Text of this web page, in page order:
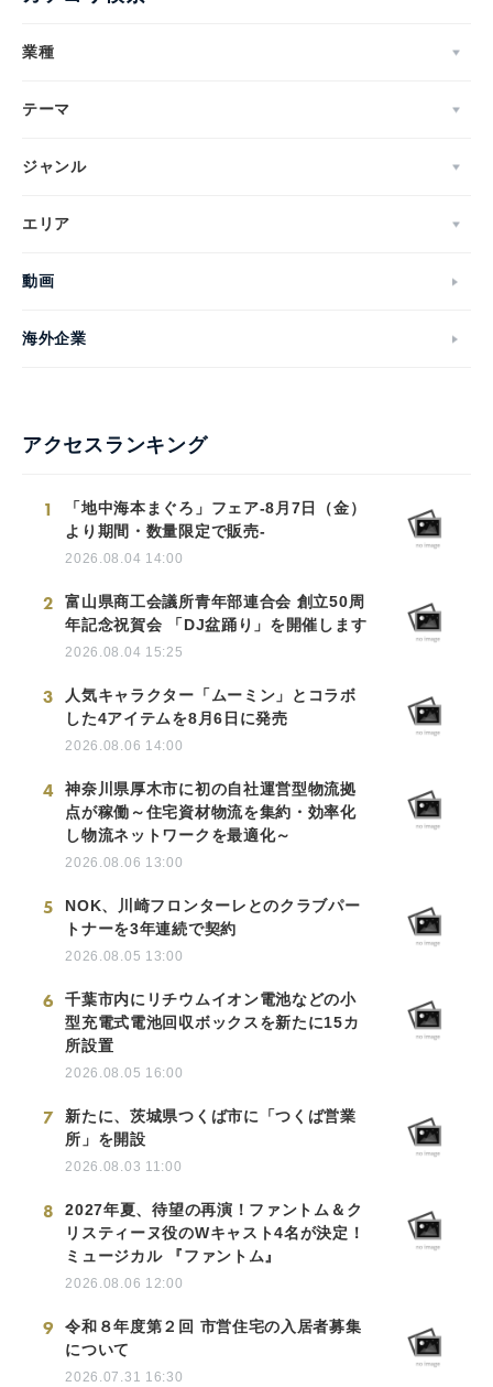
業種
テーマ
ジャンル
エリア
動画
海外企業
アクセスランキング
1
「地中海本まぐろ」フェア-8月7日（金）
より期間・数量限定で販売-
2026.08.04 14:00
2
富山県商工会議所青年部連合会 創立50周
年記念祝賀会 「DJ盆踊り」を開催します
2026.08.04 15:25
3
人気キャラクター「ムーミン」とコラボ
した4アイテムを8月6日に発売
2026.08.06 14:00
4
神奈川県厚木市に初の自社運営型物流拠
点が稼働～住宅資材物流を集約・効率化
し物流ネットワークを最適化～
2026.08.06 13:00
5
NOK、川崎フロンターレとのクラブパー
トナーを3年連続で契約
2026.08.05 13:00
6
千葉市内にリチウムイオン電池などの小
型充電式電池回収ボックスを新たに15カ
所設置
2026.08.05 16:00
7
新たに、茨城県つくば市に「つくば営業
所」を開設
2026.08.03 11:00
8
2027年夏、待望の再演！ファントム＆ク
リスティーヌ役のWキャスト4名が決定！
ミュージカル 『ファントム』
2026.08.06 12:00
9
令和８年度第２回 市営住宅の入居者募集
について
2026.07.31 16:30